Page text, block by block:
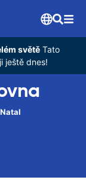
světě Tato
ještě dnes!